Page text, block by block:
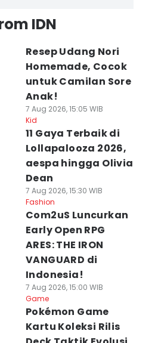
IDN
Resep Udang Nori
Homemade, Cocok
untuk Camilan Sore
Anak!
7 Aug 2026, 15:05 WIB
Kid
11 Gaya Terbaik di
Lollapalooza 2026,
aespa hingga Olivia
Dean
7 Aug 2026, 15:30 WIB
Fashion
Com2uS Luncurkan
Early Open RPG
ARES: THE IRON
VANGUARD di
Indonesia!
7 Aug 2026, 15:00 WIB
Game
Pokémon Game
Kartu Koleksi Rilis